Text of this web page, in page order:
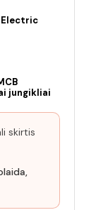
Electric
jungikliai
skirtis